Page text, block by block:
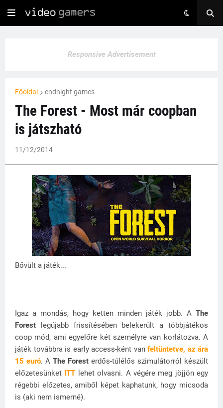
Responsive Advertisement
Főoldal endnight games
The Forest - Most már coopban
is játszható
11/12/2014
Bővült a játék...
Igaz a mondás, hogy ketten minden játék jobb. A The
Forest legújabb frissítésében belekerült a többjátékos
coop mód, ami egyelőre két személyre van korlátozva. A
játék továbbra is early access-ként van feltüntetve, az ára
15 euró. A The Forest erdős-túlélős szimulátorról készült
előzetesünket ITT lehet olvasni. A végére meg jöjjön egy
régebbi előzetes, amiből képet kaphatunk, hogy micsoda
is (aki nem ismerné).